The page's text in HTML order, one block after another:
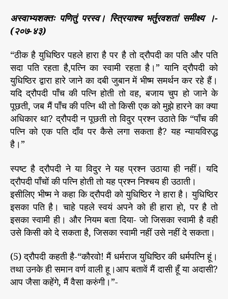
अस्वाभ्यशक्तः पणितुं परस्व। स्त्रियाश्च भर्तुरवशतां समीक्ष्य ।-
(२०७-४३)
“ठीक है युधिष्ठिर पहले हारा है पर है तो द्रौपदी का पति और पति
सदा पति रहता है,पत्नि का स्वामी रहता है।” यानि द्रौपदी को
युधिष्ठिर द्वारा हारे जाने का दबी जुबान में भीष्म समर्थन कर रहे हैं।
यदि द्रौपदी पाँच की पत्नि होती तो वह, बजाय चुप हो जाने के
पूछती, जब मैं पाँच की पत्नि थी तो किसी एक को मुझे हारने का क्या
अधिकार था? द्रौपदी न पूछती तो विदुर प्रश्न उठाते कि “पाँच की
पत्नि को एक पति दाँव पर कैसे लगा सकता है? यह न्यायविरुद्ध
है।”
स्पष्ट है द्रौपदी ने या विदुर ने यह प्रश्न उठाया ही नहीं। यदि
द्रौपदी पाँचों की पत्नि होती तो यह प्रश्न निश्चय ही उठाती।
इसीलिए भीष्म ने कहा कि द्रौपदी को युधिष्ठिर ने हारा है। युधिष्ठिर
इसका पति है। चाहे पहले स्वयं अपने को ही हारा हो, पर है तो
इसका स्वामी ही। और नियम बता दिया- जो जिसका स्वामी है वही
उसे किसी को दे सकता है, जिसका स्वामी नहीं उसे नहीं दे सकता।
(5) द्रौपदी कहती है-“कौरवो! मैं धर्मराज युधिष्ठिर की धर्मपत्नि हूं।
तथा उनके ही समान वर्ण वाली हू।आप बतावें मैं दासी हूँ या अदासी?
आप जैसा कहेंगे, मैं वैसा करुंगी।”-